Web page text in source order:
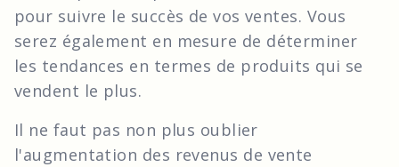
pour suivre le succès de vos ventes. Vous
serez également en mesure de déterminer
les tendances en termes de produits qui se
vendent le plus.
Il ne faut pas non plus oublier
l'augmentation des revenus de vente